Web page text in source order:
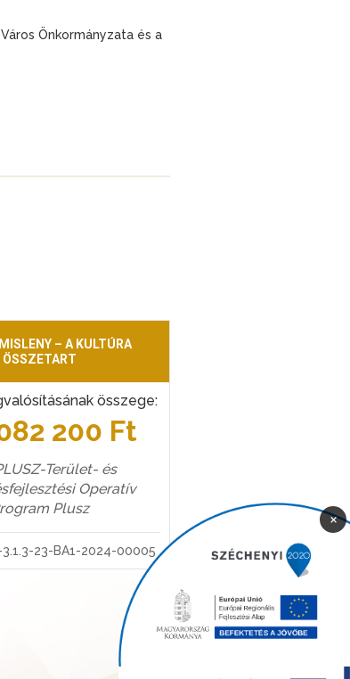
Önkormányzata és a
– A KULTÚRA
ÖSSZETART
összege:
200 Ft
Terület- és
Operatív
Plusz
3.1.3-23-BA1-2024-00005
×